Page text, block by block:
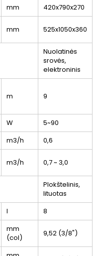
mm
420x790x270
mm 525x1050x360
Nuolatinės
srovės,
elektroninis
m 9
W
5~90
m3/h
0,6
m3/h 0,7 ~ 3,0
Plokštelinis,
lituotas
l 8
mm
(col)
9,52 (3/8")